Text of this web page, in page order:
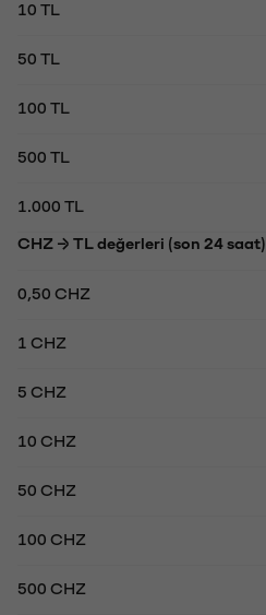
10 TL
50 TL
100 TL
500 TL
1.000 TL
CHZ → TL değerleri (son 24 saat)
0,50 CHZ
1 CHZ
5 CHZ
10 CHZ
50 CHZ
100 CHZ
500 CHZ